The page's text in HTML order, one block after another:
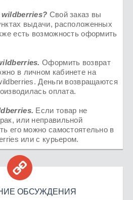
wildberries? Свой заказ вы
выдачи, расположенных
есть возможность оформить
. Оформить возврат
в личном кабинете на
Деньги возвращаются
оплата.
Если товар не
или неправильной
его можно самостоятельно в
или с курьером.

ОБСУЖДЕНИЯ